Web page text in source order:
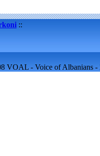
::
VOAL - Voice of Albanians -